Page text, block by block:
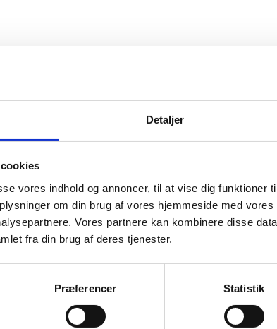
Detaljer
vores indhold og annoncer, til at vise dig funktioner
om din brug af vores hjemmeside med
Vores partnere kan kombinere disse
fra din brug af deres tjenester.
Præferencer Statistik
Vær
Din e-
Din